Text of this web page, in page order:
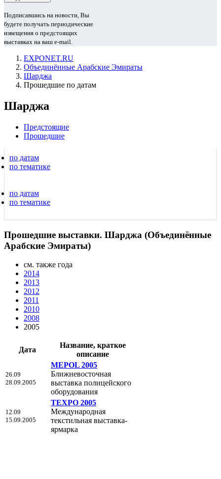
Подписавшись на новости, Вы
будете получать периодические
извещения о предстоящих
выставках на ваш e-mail.
EXPONET.RU
Объединённые Арабские Эмираты
Шарджа
Прошедшие по датам
Шарджа
Предстоящие
Прошедшие
по датам
по тематике
по датам
по тематике
Прошедшие выставки. Шарджа (Объединённые
Арабские Эмираты)
см. также года
2014
2013
2012
2011
2010
2008
2005
Дата
Название, краткое
описание
26.09
28.09.2005
MEPOL 2005
Ближневосточная
выставка полицейского
оборудования
12.09
15.09.2005
TEXPO 2005
Международная
текстильная выставка-
ярмарка